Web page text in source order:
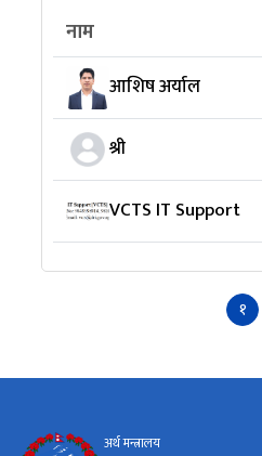
नाम
आशिष अर्याल
श्री
VCTS IT Support
१
अर्थ मन्त्रालय